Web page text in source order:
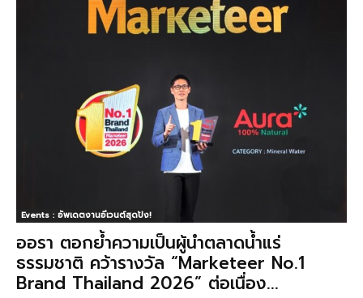
Events : อัพเดตงานอีเวนต์สุดปัง!
ออรา ตอกย้ำความเป็นผู้นำตลาดน้ำแร่
ธรรมชาติ คว้ารางวัล “Marketeer No.1
Brand Thailand 2026” ต่อเนื่อง...